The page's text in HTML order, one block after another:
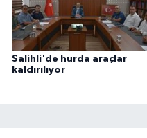
Salihli'de hurda araçlar
kaldırılıyor